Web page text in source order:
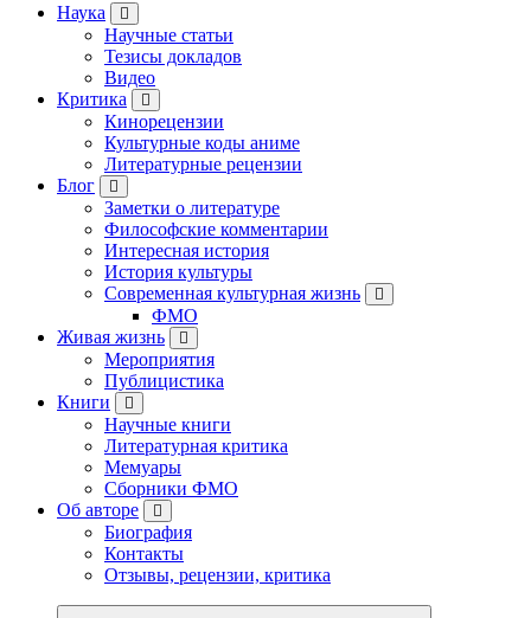
Наука
Научные статьи
Тезисы докладов
Видео
Критика
Кинорецензии
Культурные коды аниме
Литературные рецензии
Блог
Заметки о литературе
Философские комментарии
Интересная история
История культуры
Современная культурная жизнь
ФМО
Живая жизнь
Мероприятия
Публицистика
Книги
Научные книги
Литературная критика
Мемуары
Сборники ФМО
Об авторе
Биография
Контакты
Отзывы, рецензии, критика